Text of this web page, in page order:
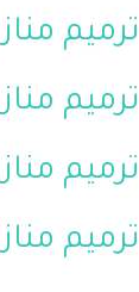
ترميم
ترميم
ترميم
ترميم